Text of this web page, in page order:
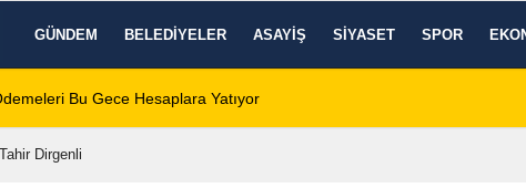
GÜNDEM BELEDIYELER ASAYIŞ SIYASET SPOR
Bu Gece Hesaplara Yatıyor Afyonspor için
Dirgenli